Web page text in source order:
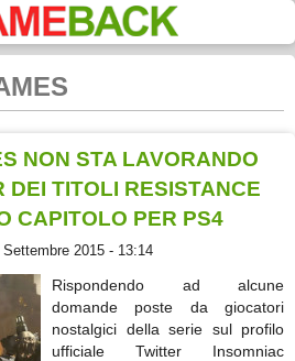
NON STA LAVORANDO
DEI TITOLI RESISTANCE
CAPITOLO PER PS4
Settembre 2015 - 13:14
Rispondendo ad alcune
domande poste da giocatori
nostalgici della serie sul profilo
ufficiale Twitter Insomniac